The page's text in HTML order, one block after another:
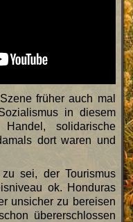
früher auch mal
in diesem
solidarische
dort waren und
sei, der Tourismus
ok. Honduras
unsicher zu bereisen
übererschlossen